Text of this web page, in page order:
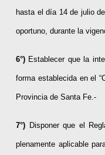
hasta el día 14 de julio
oportuno, durante la
6°) Establecer que la
forma establecida en el
Provincia de Santa Fe.-
7°) Disponer que el
plenamente aplicable